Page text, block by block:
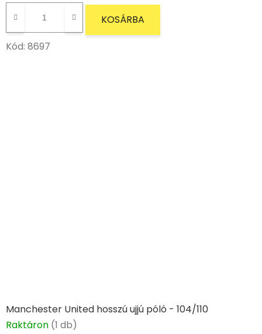
KOSÁRBA
Kód: 8697
Manchester United hosszú ujjú póló - 104/110
Raktáron (1 db)